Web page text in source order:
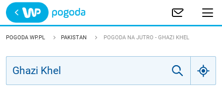
Trwa ładowanie
POLSKA
POGODA WP.PL PAKISTAN POGODA NA JUTRO - GHAZI KHEL